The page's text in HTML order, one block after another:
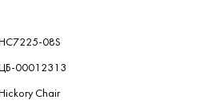
HC7225-08S
ЦБ-00012313
Hickory Chair